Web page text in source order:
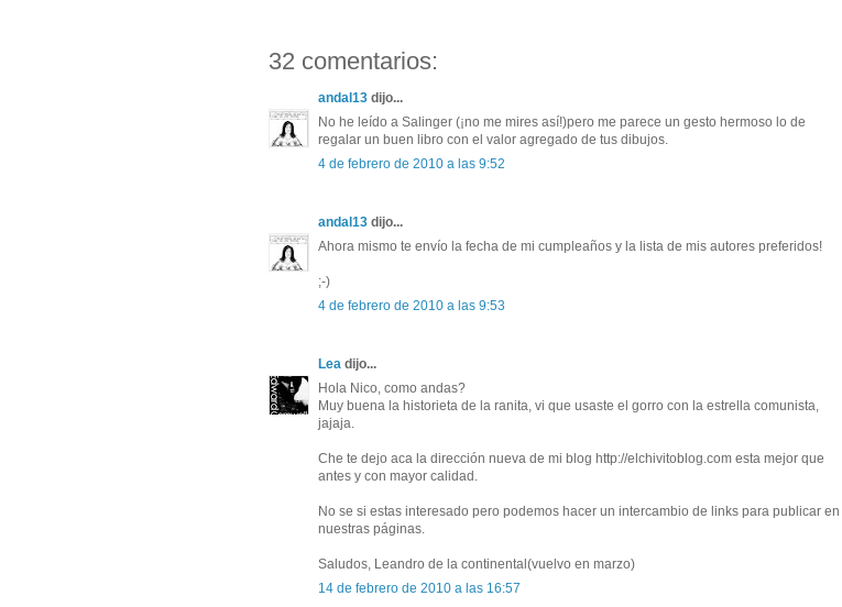
32 comentarios:
andal13 dijo...
No he leído a Salinger (¡no me mires así!)pero me parece un gesto hermoso lo de
regalar un buen libro con el valor agregado de tus dibujos.
4 de febrero de 2010 a las 9:52
andal13 dijo...
Ahora mismo te envío la fecha de mi cumpleaños y la lista de mis autores preferidos!
;-)
4 de febrero de 2010 a las 9:53
Lea dijo...
Hola Nico, como andas?
Muy buena la historieta de la ranita, vi que usaste el gorro con la estrella comunista,
jajaja.
Che te dejo aca la dirección nueva de mi blog http://elchivitoblog.com esta mejor que
antes y con mayor calidad.
No se si estas interesado pero podemos hacer un intercambio de links para publicar en
nuestras páginas.
Saludos, Leandro de la continental(vuelvo en marzo)
14 de febrero de 2010 a las 16:57